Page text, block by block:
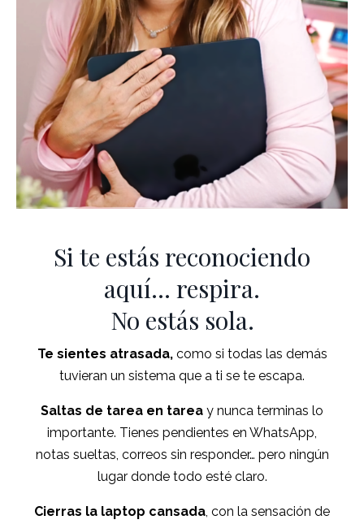
Si te estás reconociendo
aquí… respira.
No estás sola.
Te sientes atrasada,como si todas las demás
tuvieran un sistema que a ti se te escapa.
Saltas de tarea en tarea y nunca terminas lo
importante. Tienes pendientes en WhatsApp,
notas sueltas, correos sin responder… pero ningún
lugar donde todo esté claro.
Cierras la laptop cansada, con la sensación de